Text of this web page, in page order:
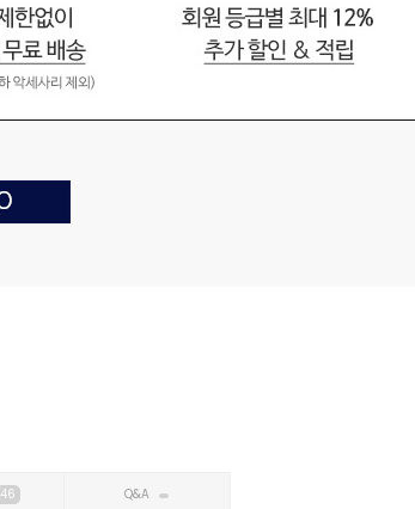
46 Q&A